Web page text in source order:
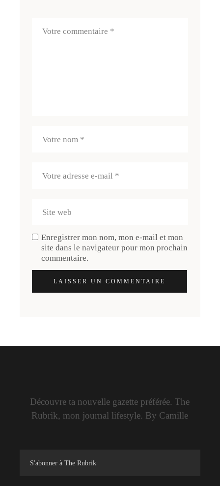
Enregistrer mon nom, mon e-mail et mon
site dans le navigateur pour mon prochain
commentaire.
LAISSER UN COMMENTAIRE
Découvre ta nouvelle gazette préférée. The
Rubrik, mon journal lifestyle. By Camille